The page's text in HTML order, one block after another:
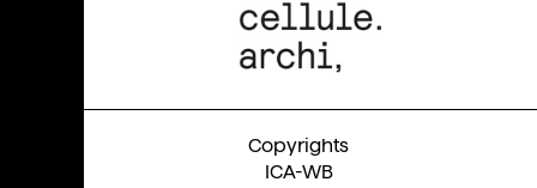
ICA-WB